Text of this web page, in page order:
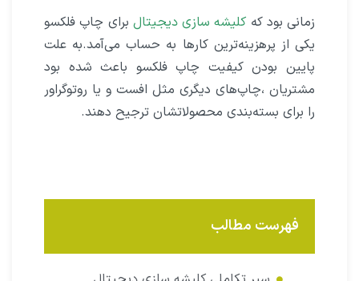
زمانی بود که کلیشه‌ سازی دیجیتال برای چاپ فلکسو
یکی از پرهزینه‌ترین کارها به حساب می‌آمد.به علت
پایین بودن کیفیت چاپ فلکسو باعث شده بود
مشتریان ،چاپ‌های دیگری مثل افست و یا روتوگراور
را برای بسته‌بندی محصولاتشان ترجیح دهند.
فهرست مطالب